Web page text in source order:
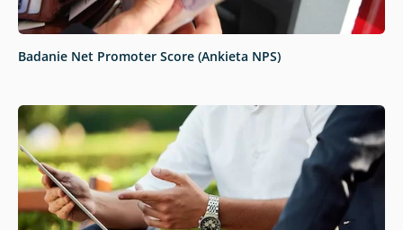
Badanie Net Promoter Score (Ankieta NPS)